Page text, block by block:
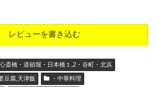
レビューを書き込む
斎橋・道頓堀・日本橋１,2・谷町・北浜
豆腐,天津飯
・中華料理